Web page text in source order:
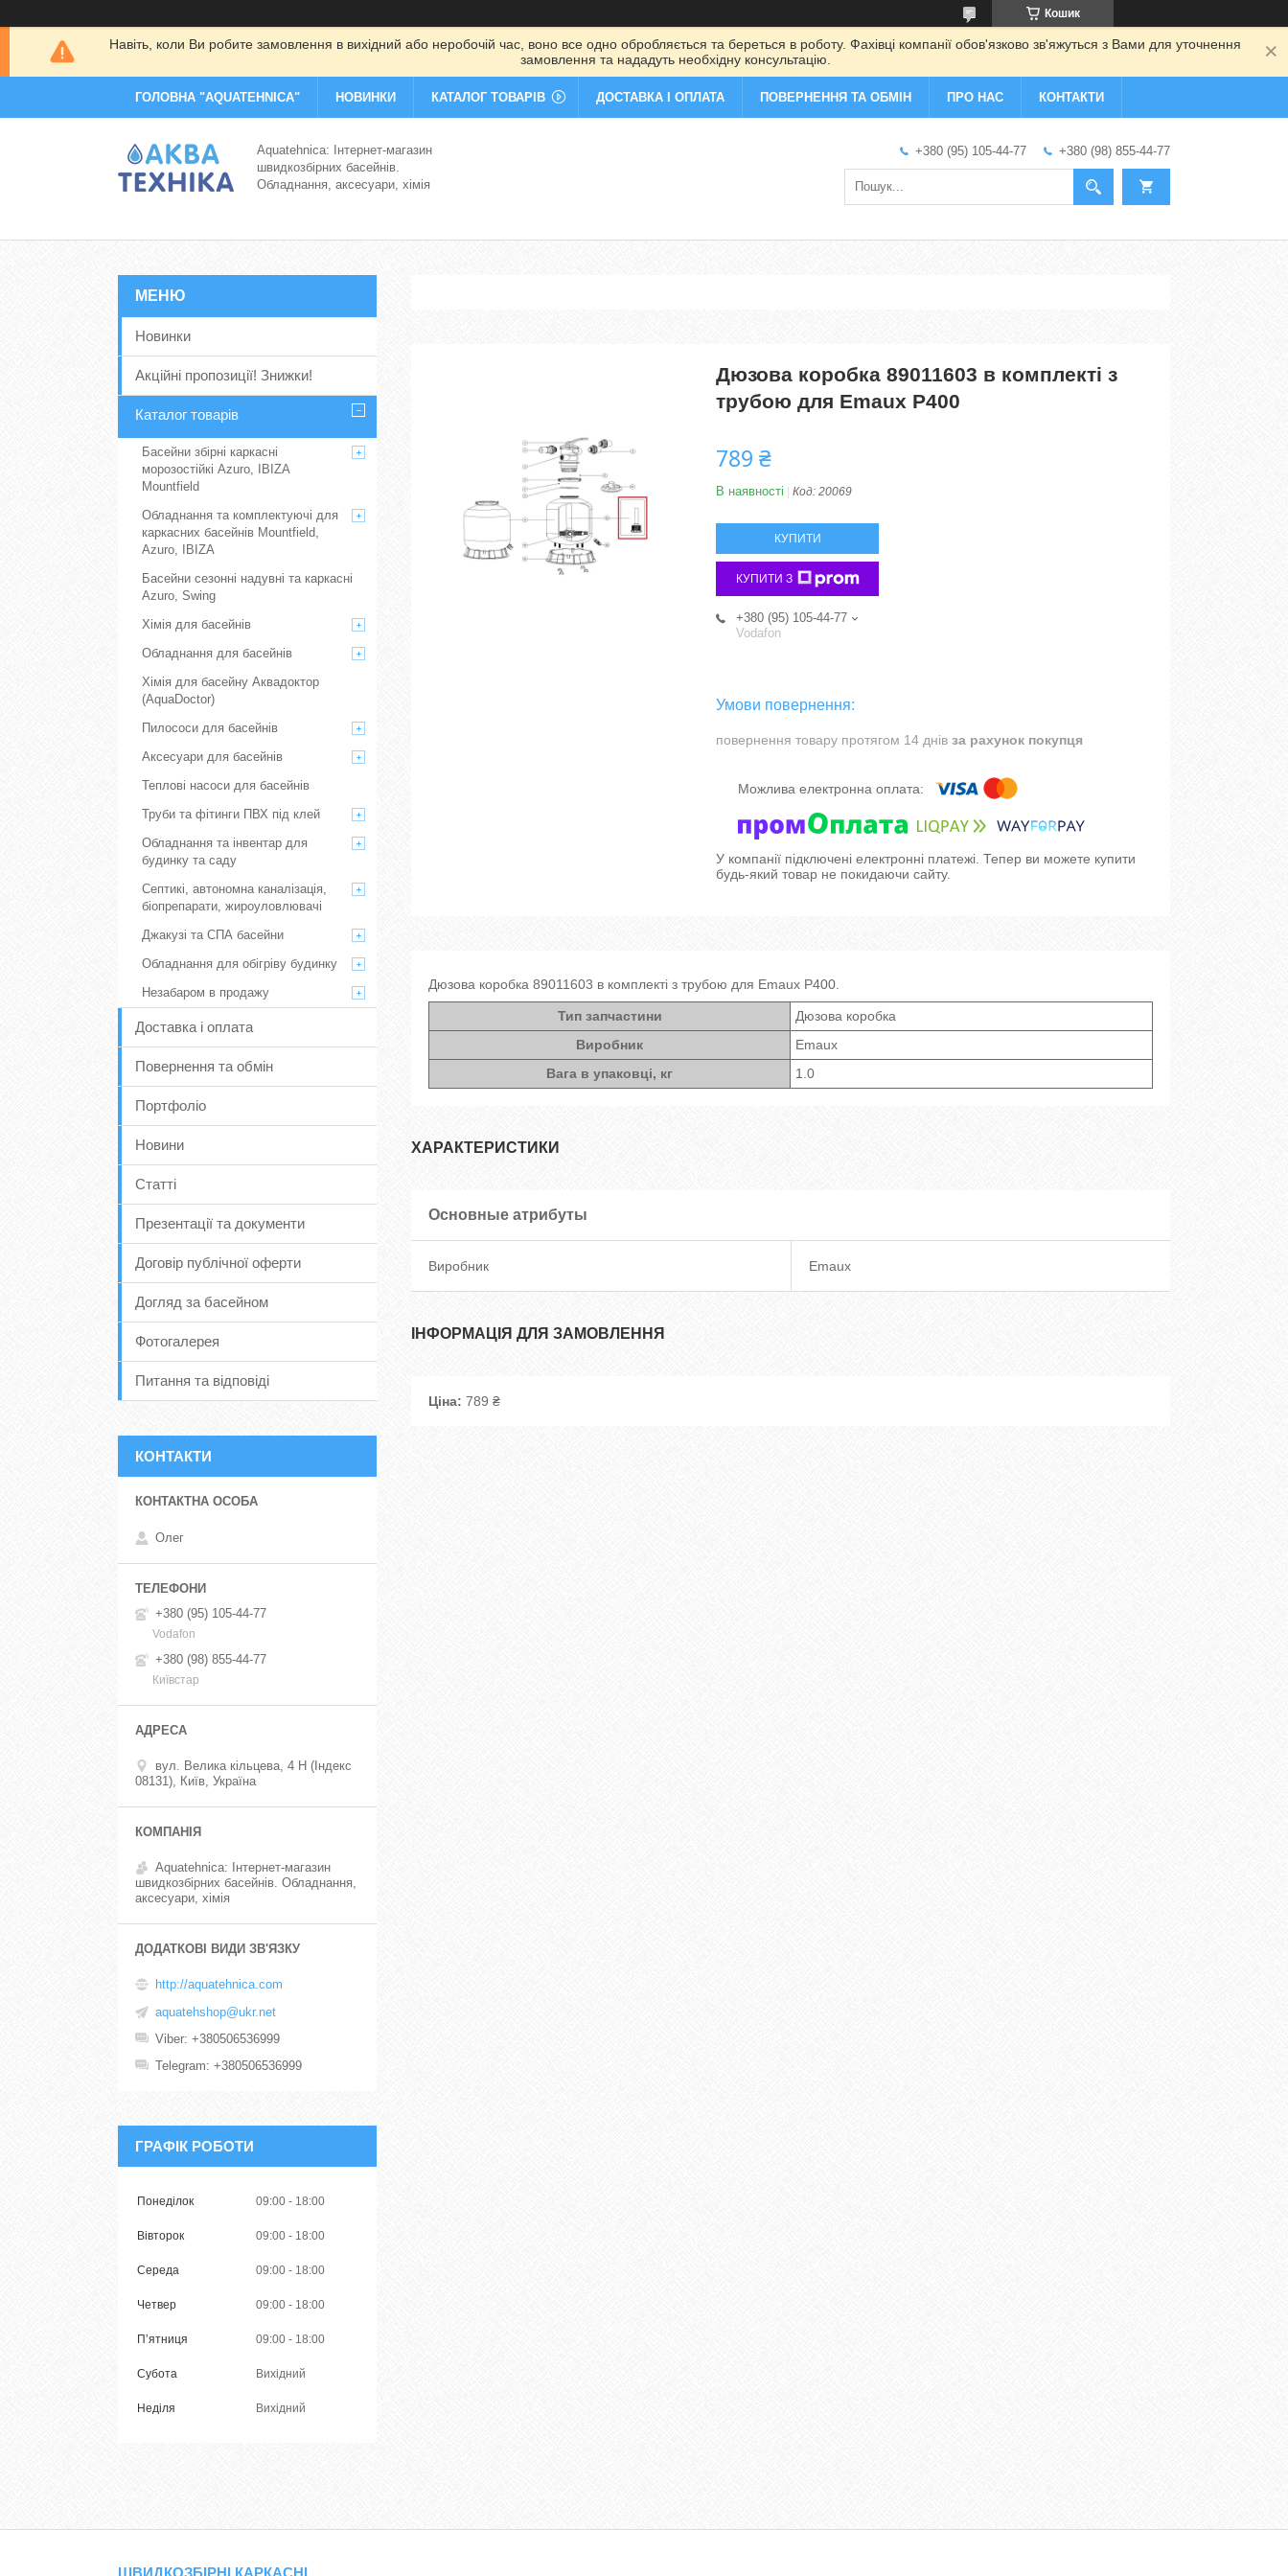
Кошик
Навіть, коли Ви робите замовлення в вихідний або неробочій час, воно все одно обробляється та береться в роботу. Фахівці компанії обов'язково зв'яжуться з Вами для уточнення
замовлення та нададуть необхідну консультацію.
ГОЛОВНА "AQUATEHNICA" НОВИНКИ КАТАЛОГ ТОВАРІВ ДОСТАВКА І ОПЛАТА ПОВЕРНЕННЯ ТА ОБМІН ПРО НАС КОНТАКТИ
Aquatehnica: Інтернет-магазин
швидкозбірних басейнів.
Обладнання, аксесуари, хімія
+380 (95) 105-44-77 +380 (98) 855-44-77
Дюзова коробка 89011603 в комплекті з
трубою для Emaux P400
789 ₴
В наявності Код: 20069
КУПИТИ
КУПИТИ З
+380 (95) 105-44-77
Vodafon
повернення товару протягом 14 днів за рахунок покупця
У компанії підключені електронні платежі. Тепер ви можете купити
будь-який товар не покидаючи сайту.
Дюзова коробка 89011603 в комплекті з трубою для Emaux P400.
Тип запчастини
Дюзова коробка
Виробник
Emaux
Вага в упаковці, кг
1.0
ХАРАКТЕРИСТИКИ
Основные атрибуты
Виробник Emaux
ІНФОРМАЦІЯ ДЛЯ ЗАМОВЛЕННЯ
Ціна: 789 ₴
Новинки
Акційні пропозиції! Знижки!
Каталог товарів
Басейни збірні каркасні
морозостійкі Azuro, IBIZA
Mountfield
Обладнання та комплектуючі для
каркасних басейнів Mountfield,
Azuro, IBIZA
Басейни сезонні надувні та каркасні
Azuro, Swing
Хімія для басейнів
Обладнання для басейнів
Хімія для басейну Аквадоктор
(AquaDoctor)
Пилососи для басейнів
Аксесуари для басейнів
Теплові насоси для басейнів
Труби та фітинги ПВХ під клей
Обладнання та інвентар для
будинку та саду
Септикі, автономна каналізація,
біопрепарати, жироуловлювачі
Джакузі та СПА басейни
Обладнання для обігріву будинку
Незабаром в продажу
Доставка і оплата
Повернення та обмін
Портфоліо
Новини
Статті
Презентації та документи
Договір публічної оферти
Догляд за басейном
Фотогалерея
Питання та відповіді
КОНТАКТИ
Олег
+380 (95) 105-44-77
Vodafon
+380 (98) 855-44-77
Київстар
вул. Велика кільцева, 4 Н (Індекс
08131), Київ, Україна
Aquatehnica: Інтернет-магазин
швидкозбірних басейнів. Обладнання,
аксесуари, хімія
http://aquatehnica.com
aquatehshop@ukr.net
Viber +380506536999
Telegram +380506536999
ГРАФІК РОБОТИ
Понеділок 09:00 18:00
Вівторок 09:00 18:00
Середа 09:00 18:00
Четвер 09:00 18:00
Пʼятниця 09:00 18:00
Субота Вихідний
Неділя Вихідний
ШВИДКОЗБІРНІ КАРКАСНІ